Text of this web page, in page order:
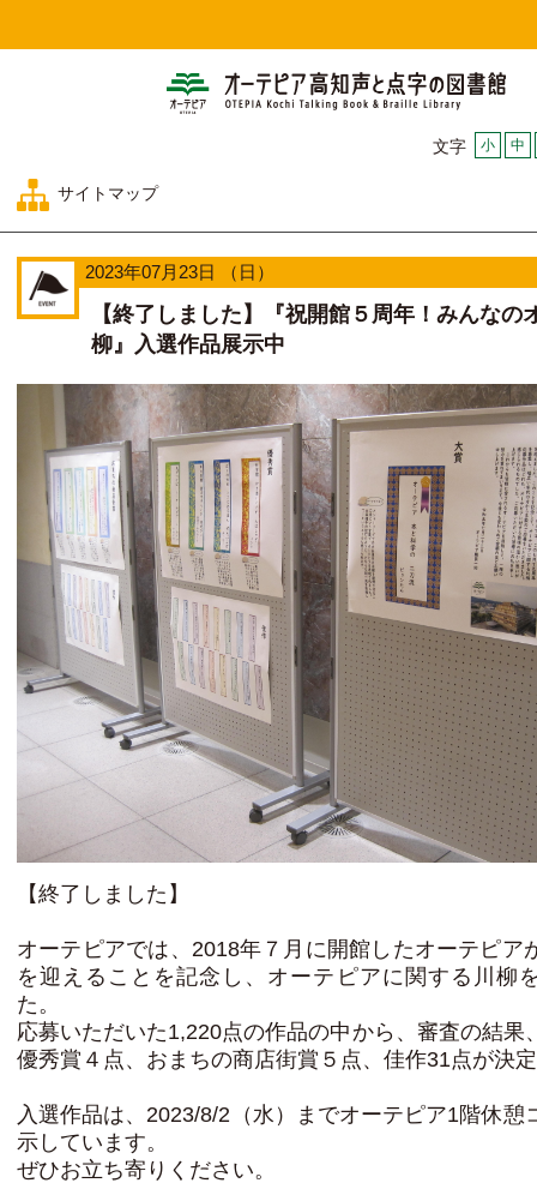
オー
文字 小 中
サイトマップ
2023年07月23日 （日）
【終了しました】『祝開館５周年！みんなの
柳』入選作品展示中
【終了しました】
オーテピアでは、2018年７月に開館したオーテピア
を迎えることを記念し、オーテピアに関する川柳
た。
応募いただいた1,220点の作品の中から、審査の結果
優秀賞４点、おまちの商店街賞５点、佳作31点が決
入選作品は、2023/8/2（水）までオーテピア1階休憩
示しています。
ぜひお立ち寄りください。